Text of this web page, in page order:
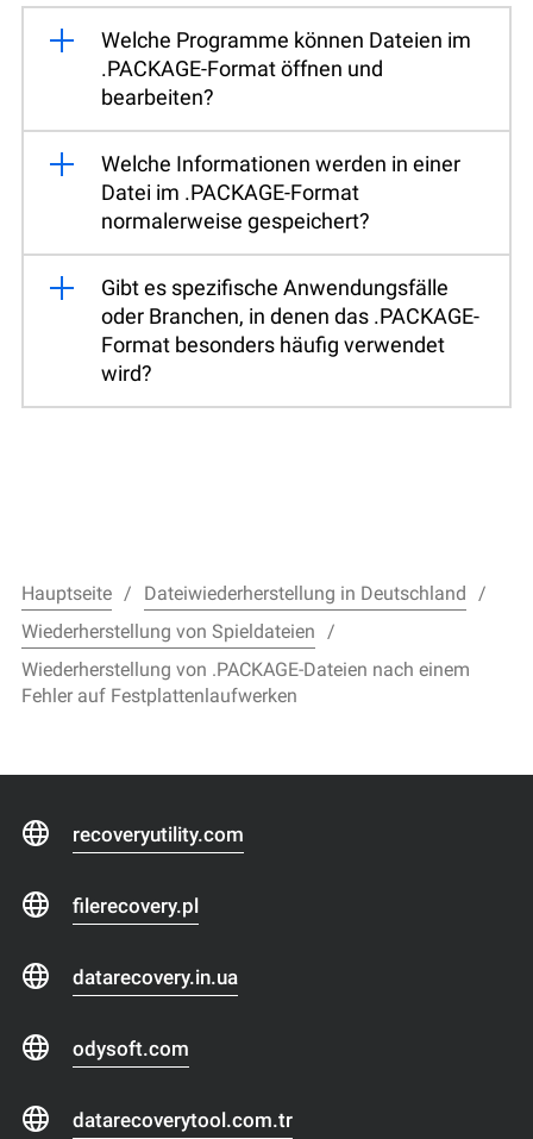
Welche Programme können Dateien im
.PACKAGE-Format öffnen und
bearbeiten?
Welche Informationen werden in einer
Datei im .PACKAGE-Format
normalerweise gespeichert?
Gibt es spezifische Anwendungsfälle
oder Branchen, in denen das .PACKAGE-
Format besonders häufig verwendet
wird?
Hauptseite
Dateiwiederherstellung in Deutschland
Wiederherstellung von Spieldateien
Wiederherstellung von .PACKAGE-Dateien nach einem
Fehler auf Festplattenlaufwerken
recoveryutility.com
filerecovery.pl
datarecovery.in.ua
odysoft.com
datarecoverytool.com.tr